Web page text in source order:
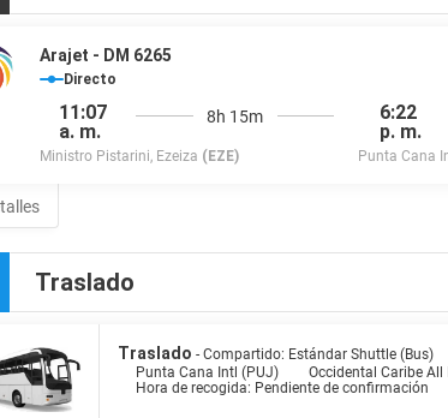
Arajet - DM 6265
Directo
11:07
a. m.
Ministro Pistarini, Ezeiza (EZE)
8h 15m
6:22
p. m.
Punta Cana
Traslado
Traslado - Compartido: Estándar Shuttle (Bus)
Punta Cana Intl (PUJ)
Occidental Caribe All
Hora de recogida: Pendiente de confirmación